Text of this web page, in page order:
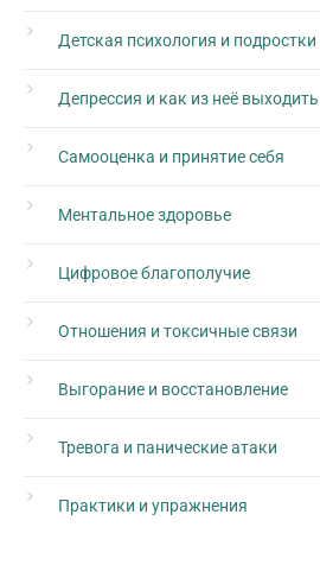
Детская психология и подростки
Депрессия и как из неё выходить
Самооценка и принятие себя
Ментальное здоровье
Цифровое благополучие
Отношения и токсичные связи
Выгорание и восстановление
Тревога и панические атаки
Практики и упражнения